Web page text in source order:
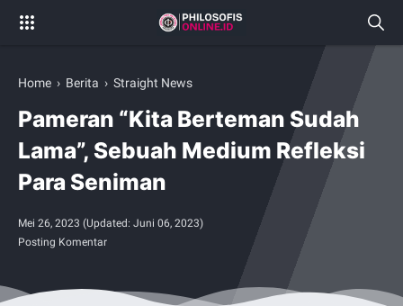
Home › Berita › Straight News
Pameran “Kita Berteman Sudah
Lama”, Sebuah Medium Refleksi
Para Seniman
Mei 26, 2023 (Updated: Juni 06, 2023)
Posting Komentar